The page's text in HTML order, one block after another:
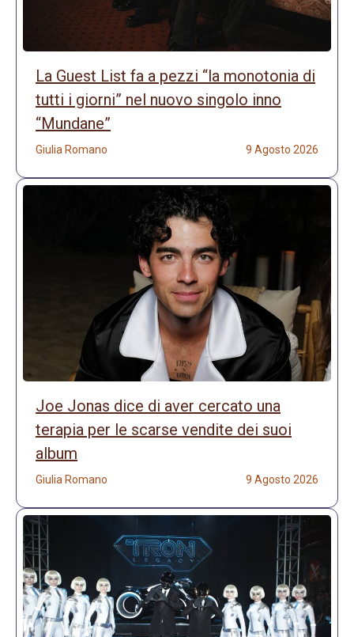
La Guest List fa a pezzi “la monotonia di
tutti i giorni” nel nuovo singolo inno
“Mundane”
Giulia Romano 9 Agosto 2026
Joe Jonas dice di aver cercato una
terapia per le scarse vendite dei suoi
album
Giulia Romano 9 Agosto 2026